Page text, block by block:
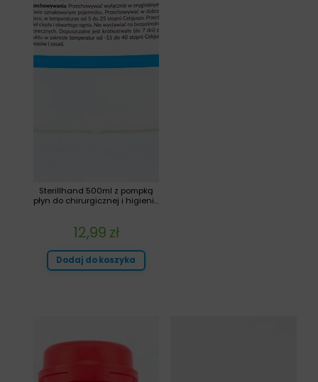
Sterillhand 500ml z pompką
płyn do chirurgicznej i higieni...
12,99 zł
Dodaj do koszyka